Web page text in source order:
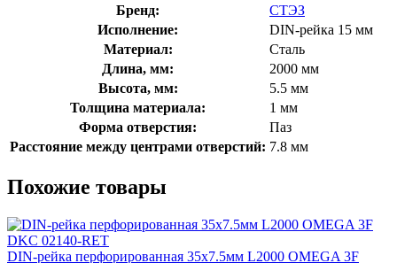
Бренд:
СТЭЗ
Исполнение:
DIN-рейка 15 мм
Материал:
Сталь
Длина, мм:
2000 мм
Высота, мм:
5.5 мм
Толщина материала:
1 мм
Форма отверстия:
Паз
Расстояние между центрами отверстий: 7.8 мм
Похожие товары
DIN-рейка перфорированная 35х7.5мм L2000 OMEGA 3F